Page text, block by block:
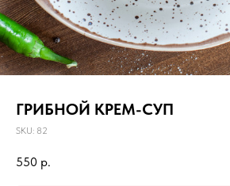
ГРИБНОЙ КРЕМ-СУП
SKU: 82
550 р.